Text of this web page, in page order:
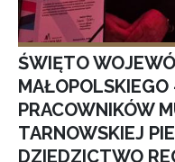
ŚWIĘTO
PRACOWNIKÓW
TARNOWSKIEJ
DZIEDZICTWO